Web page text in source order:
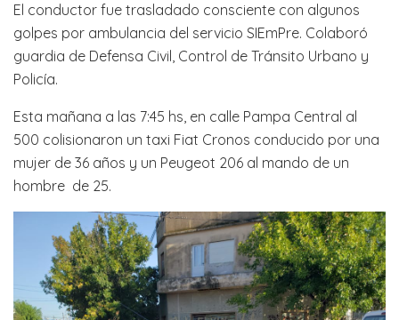
El conductor fue trasladado consciente con algunos
golpes por ambulancia del servicio SIEmPre. Colaboró
guardia de Defensa Civil, Control de Tránsito Urbano y
Policía.
Esta mañana a las 7:45 hs, en calle Pampa Central al
500 colisionaron un taxi Fiat Cronos conducido por una
mujer de 36 años y un Peugeot 206 al mando de un
hombre de 25.